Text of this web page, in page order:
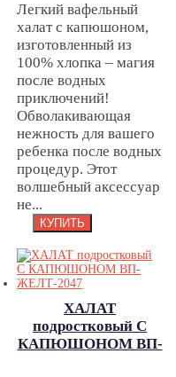
Легкий вафельный
халат с капюшоном,
изготовленный из
100% хлопка – магия
после водных
приключений!
Обволакивающая
нежность для вашего
ребенка после водных
процедур. Этот
волшебный аксессуар
не...
ХАЛАТ
подростковый С
КАПЮШОНОМ ВП-